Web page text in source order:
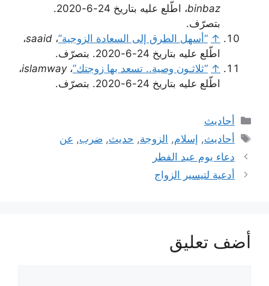
binbaz
، اطّلع عليه بتاريخ 24-6-2020.
بتصرّف.
↑ “أسهل الطرق إلى السعادة الزوجية”، saaid،
اطّلع عليه بتاريخ 24-6-2020. بتصرّف.
↑ “ثلاثـون وصية.. تسعد بها زوجتك”،islamway،
اطّلع عليه بتاريخ 24-6-2020. بتصرّف.
التصنيفات
أحاديث
الوسوم
أحاديث, إسلام, الزوجة, حديث,ضرب, عن
دعاء يوم عيد الفطر
أدعية لتيسير الزواج
أضف تعليق